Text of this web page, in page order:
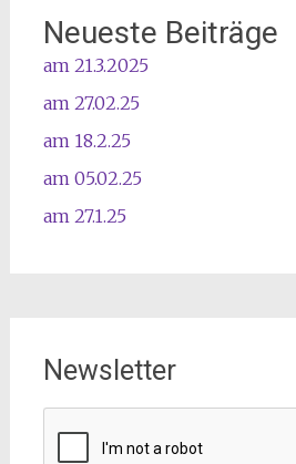
Neueste Beiträge
am 21.3.2025
am 27.02.25
am 18.2.25
am 05.02.25
am 27.1.25
Newsletter